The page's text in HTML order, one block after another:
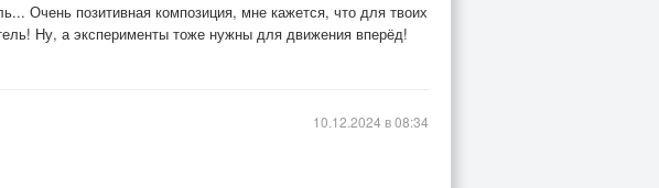
Очень позитивная композиция, мне кажется, что для твоих
Ну, а эксперименты тоже нужны для движения вперёд!
10.12.2024 в 08:34